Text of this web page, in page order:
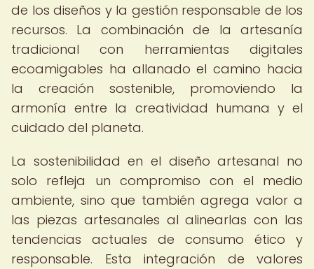
de los diseños y la gestión responsable de los
recursos. La combinación de la artesanía
tradicional con herramientas digitales
ecoamigables ha allanado el camino hacia
la creación sostenible, promoviendo la
armonía entre la creatividad humana y el
cuidado del planeta.
La sostenibilidad en el diseño artesanal no
solo refleja un compromiso con el medio
ambiente, sino que también agrega valor a
las piezas artesanales al alinearlas con las
tendencias actuales de consumo ético y
responsable. Esta integración de valores